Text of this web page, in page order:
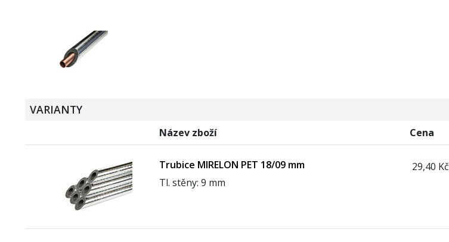
VARIANTY
Název zboží Cena
Trubice MIRELON PET 18/09 mm
Tl. stěny: 9 mm
29,40 Kč